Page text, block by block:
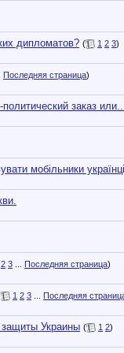
дипломатов? ( 1 2 3)
Последняя страница)
заказ
мобільники
2 3 Последняя страница)
1 2 3 Последняя
защиты Украины ( 1 2)